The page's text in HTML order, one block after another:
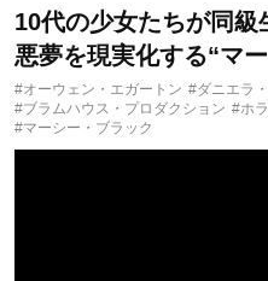
10代の少女たちが同級
悪夢を現実化する“マ
#オーウェン・エガートン #ダニエラ
#ブラムハウス・プロダクション #ホ
#マーシー・ブラック